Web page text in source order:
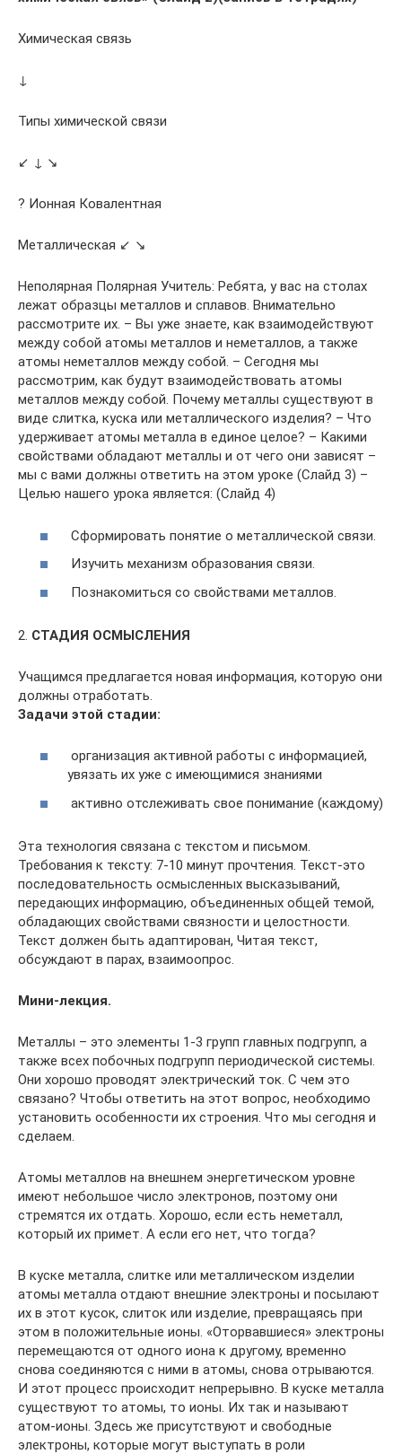
Химическая связь
↓
Типы химической связи
↙ ↓ ↘
? Ионная Ковалентная
Металлическая ↙ ↘
Неполярная Полярная Учитель: Ребята, у вас на столах
лежат образцы металлов и сплавов. Внимательно
рассмотрите их. – Вы уже знаете, как взаимодействуют
между собой атомы металлов и неметаллов, а также
атомы неметаллов между собой. – Сегодня мы
рассмотрим, как будут взаимодействовать атомы
металлов между собой. Почему металлы существуют в
виде слитка, куска или металлического изделия? – Что
удерживает атомы металла в единое целое? – Какими
свойствами обладают металлы и от чего они зависят –
мы с вами должны ответить на этом уроке (Слайд 3) –
Целью нашего урока является: (Слайд 4)
Сформировать понятие о металлической связи.
Изучить механизм образования связи.
Познакомиться со свойствами металлов.
2. СТАДИЯ ОСМЫСЛЕНИЯ
Учащимся предлагается новая информация, которую они
должны отработать.
Задачи этой стадии:
организация активной работы с информацией,
увязать их уже с имеющимися знаниями
активно отслеживать свое понимание (каждому)
Эта технология связана с текстом и письмом.
Требования к тексту: 7-10 минут прочтения. Текст-это
последовательность осмысленных высказываний,
передающих информацию, объединенных общей темой,
обладающих свойствами связности и целостности.
Текст должен быть адаптирован, Читая текст,
обсуждают в парах, взаимоопрос.
Мини-лекция.
Металлы – это элементы 1-3 групп главных подгрупп, а
также всех побочных подгрупп периодической системы.
Они хорошо проводят электрический ток. С чем это
связано? Чтобы ответить на этот вопрос, необходимо
установить особенности их строения. Что мы сегодня и
сделаем.
Атомы металлов на внешнем энергетическом уровне
имеют небольшое число электронов, поэтому они
стремятся их отдать. Хорошо, если есть неметалл,
который их примет. А если его нет, что тогда?
В куске металла, слитке или металлическом изделии
атомы металла отдают внешние электроны и посылают
их в этот кусок, слиток или изделие, превращаясь при
этом в положительные ионы. «Оторвавшиеся» электроны
перемещаются от одного иона к другому, временно
снова соединяются с ними в атомы, снова отрываются.
И этот процесс происходит непрерывно. В куске металла
существуют то атомы, то ионы. Их так и называют
атом-ионы. Здесь же присутствуют и свободные
электроны, которые могут выступать в роли